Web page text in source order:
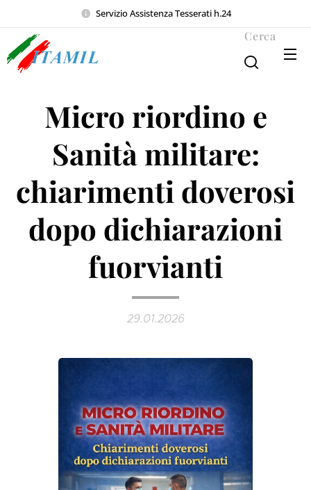
Servizio Assistenza Tesserati h.24
Cerca
Micro riordino e
Sanità militare:
chiarimenti doverosi
dopo dichiarazioni
fuorvianti
29.01.2026